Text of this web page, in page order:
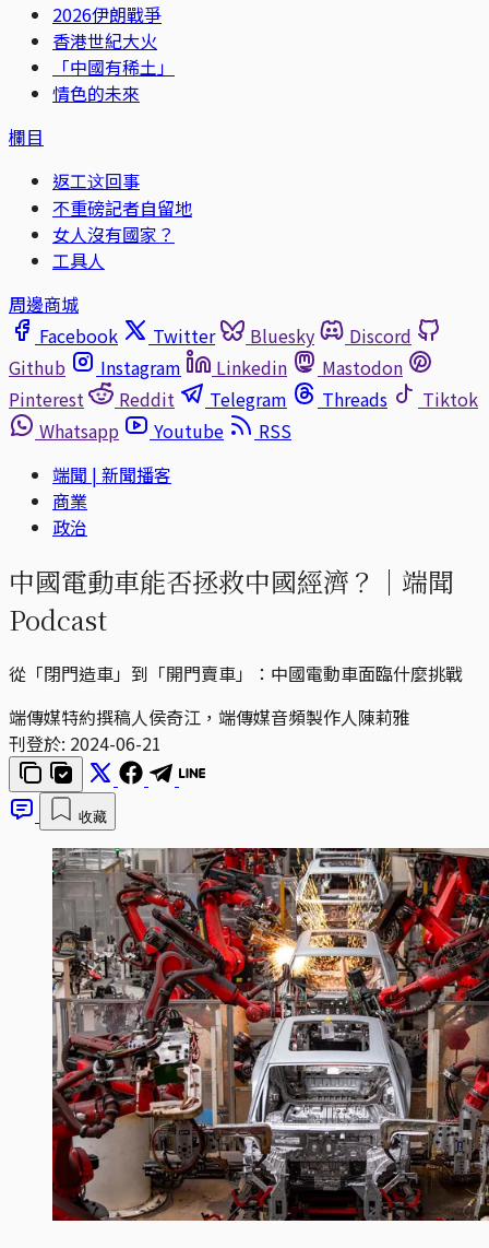
2026伊朗戰爭
香港世紀大火
「中國有稀土」
情色的未來
欄目
返工这回事
不重磅記者自留地
女人沒有國家？
工具人
周邊商城
Facebook
Twitter Bluesky
Discord
Github
Instagram Linkedin
Mastodon
Pinterest
Reddit Telegram Threads
Tiktok
Whatsapp
Youtube
RSS
端聞 | 新聞播客
商業
政治
中國電動車能否拯救中國經濟？｜端聞
Podcast
從「閉門造車」到「開門賣車」：中國電動車面臨什麼挑戰
端傳媒特約撰稿人侯奇江，端傳媒音頻製作人陳莉雅
刊登於: 2024-06-21
收藏